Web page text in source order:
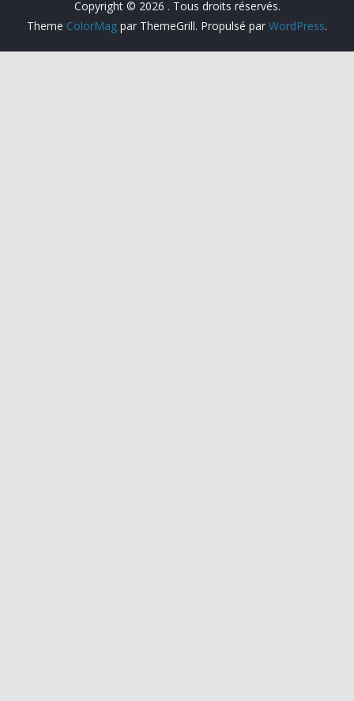
Copyright © 2026 . Tous droits réservés.
Theme ColorMag par ThemeGrill. Propulsé par WordPress.